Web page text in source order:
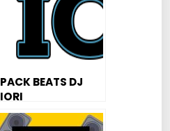
PACK BEATS DJ
IORI